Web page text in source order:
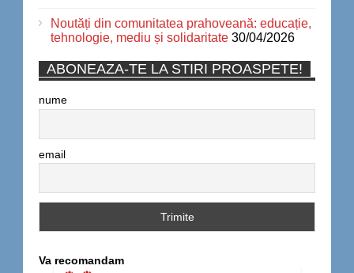
Noutăți din comunitatea prahoveană: educație,
tehnologie, mediu și solidaritate 30/04/2026
ABONEAZA-TE LA STIRI PROASPETE!
nume
email
Va recomandam